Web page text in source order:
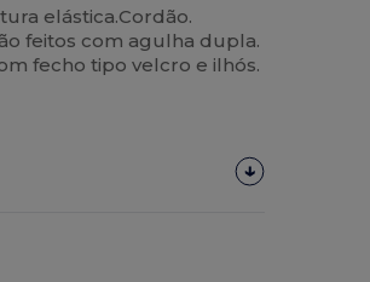
elástica.Cordão.
feitos com agulha dupla.
fecho tipo velcro e ilhós.